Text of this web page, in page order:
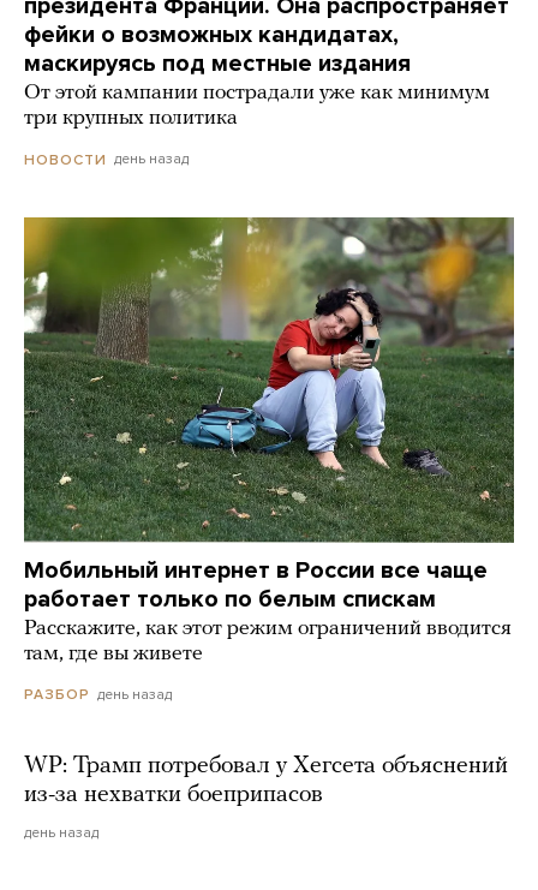
президента Франции. Она распространяет
фейки о возможных кандидатах,
маскируясь под местные издания
От этой кампании пострадали уже как минимум
три крупных политика
НОВОСТИ день назад
Мобильный интернет в России все чаще
работает только по белым спискам
Расскажите, как этот режим ограничений вводится
там, где вы живете
РАЗБОР день назад
WP: Трамп потребовал у Хегсета объяснений
из-за нехватки боеприпасов
день назад